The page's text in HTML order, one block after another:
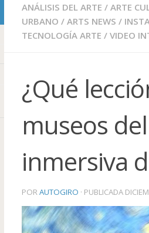
ANÁLISIS DEL ARTE / ARTE
URBANO / ARTS NEWS /
TECNOLOGÍA ARTE / VIDEO
¿Qué
museos
inmersiva
PORAUTOGIRO · PUBLICADA